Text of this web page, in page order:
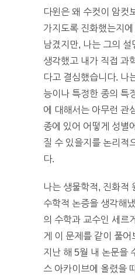
다윈은 왜 수컷이 암컷
가지도록 진화했는지
남겼지만, 나는 그의
생각했고 내가 직접 과
다고 결심했습니다. 나
능이나 특정한 종의 특
에 대해서는 아무런 관
종에 있어 어떻게 성별
질 수 있을지를 논리적
다.
나는 생물학적, 진화적
수학적 논증을 생각해
의 수학과 교수인 세르
게 이 문제를 같이 풀
지난 해 5월 내 논문을
스 아카이브에 올렸을